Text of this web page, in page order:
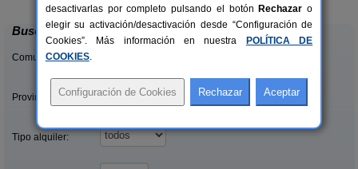
Buscar
Comunidades:
Provincias/Islas:
Tipo alquiler:
desactivarlas por completo pulsando el botón Rechazar o
elegir su activación/desactivación desde “Configuración de
Cookies”. Más información en nuestra
POLÍTICA DE
COOKIES.